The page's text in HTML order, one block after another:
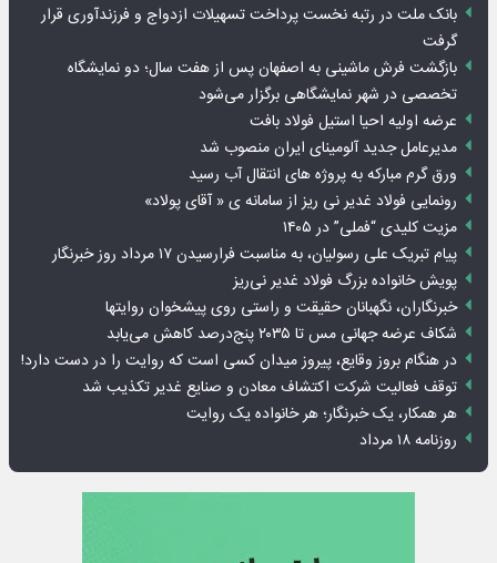
بانک ملت در رتبه نخست پرداخت تسهیلات ازدواج و فرزندآوری قرار
گرفت
بازگشت فرش ماشینی به اصفهان پس از هفت سال؛ دو نمایشگاه
تخصصی در شهر نمایشگاهی برگزار می‌شود
عرضه اولیه احیا استیل فولاد بافت
مدیرعامل جدید آلومینای ایران منصوب شد
ورق گرم مبارکه به پروژه های انتقال آب رسید
رونمایی فولاد غدیر نی ریز از سامانه ی « آقای پولاد»
مزیت کلیدی “فملی” در ۱۴۰۵
پیام تبریک علی رسولیان، به مناسبت فرارسیدن ۱۷ مرداد روز خبرنگار
پویش خانواده بزرگ فولاد غدیر نی‌ریز
خبرنگاران، نگهبانان حقیقت و راستی روی پیشخوان روایت­ها
شکاف عرضه جهانی مس تا ۲۰۳۵ پنج‌درصد کاهش می‌یابد
در هنگام بروز وقایع، پیروز میدان کسی است که روایت را در دست دارد!
توقف فعالیت شرکت اکتشاف معادن و صنایع غدیر تکذیب شد
هر همکار، یک خبرنگار؛ هر خانواده یک روایت
روزنامه ۱۸ مرداد